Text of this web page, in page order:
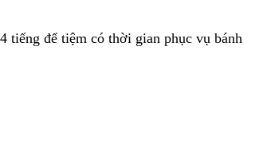
tiếng để tiệm có thời gian phục vụ bánh